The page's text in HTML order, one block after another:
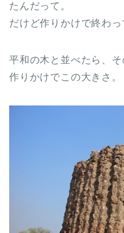
たんだって。
だけど作りかけで終わっ
平和の木と並べたら、そ
作りかけでこの大きさ。